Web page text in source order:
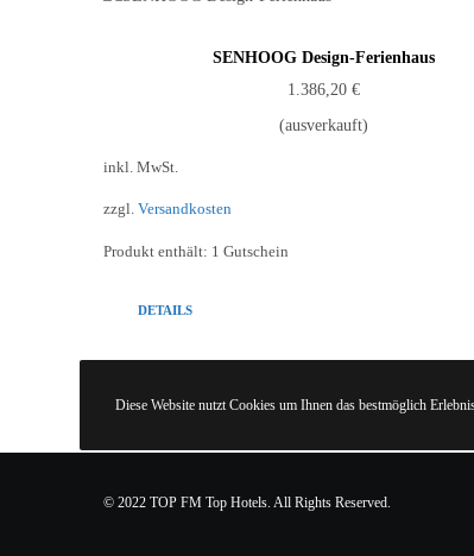
SENHOOG Design-Ferienhaus
1.386,20 €
(ausverkauft)
inkl. MwSt.
zzgl. Versandkosten
Produkt enthält: 1 Gutschein
DETAILS
© 2022 TOP FM Top Hotels. All Rights Reserved.
Diese Website nutzt Cookies um Ihnen das bestmöglich